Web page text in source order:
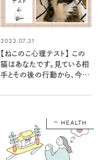
2023.07.31
【ねこのこ心理テスト】 この
猫はあなたです。見ている相
手とその後の行動から、今の
ゃ！
HEALTH